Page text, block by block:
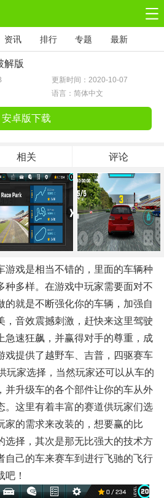
资讯 排行 专题 最新
解版
更新时间：2020-10-07
语言：简体中文
安卓版下载
相关 评论
游戏是相当不错的，里面的车辆种
种多样。在游戏中玩家需要面对不
的就是不断强化你的车辆，加强自
，音效震撼刺激，赶快来这里驾驶
急速狂飙，并赢得对手的尊重，成
戏提供了越野车、吉普，四驱赛车
玩家选择，当然玩家还可以从车的
并升级车的各个部件让你的车从外
。这里有着丰富的赛道供玩家们选
家的需求来改装的，想要赢的比
选择，其次是那无比强大的技术方
自己的车来赛车到进行飞驰的飞行
吧！